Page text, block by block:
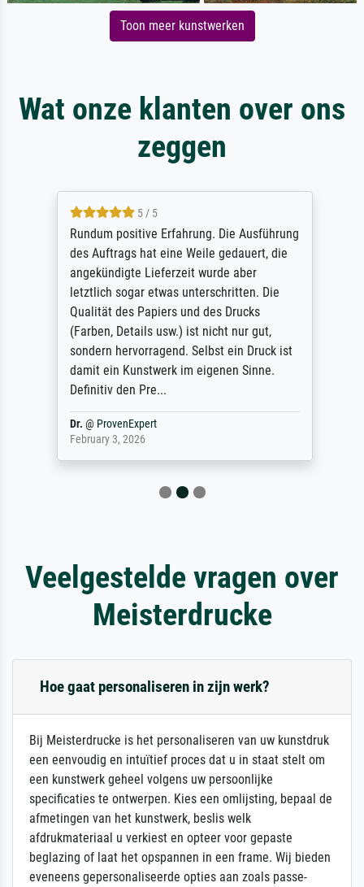
Toon meer kunstwerken
Wat onze klanten over ons
zeggen
5 / 5
Rundum positive Erfahrung. Die Ausführung
des Auftrags hat eine Weile gedauert, die
angekündigte Lieferzeit wurde aber
letztlich sogar etwas unterschritten. Die
Qualität des Papiers und des Drucks
(Farben, Details usw.) ist nicht nur gut,
sondern hervorragend. Selbst ein Druck ist
damit ein Kunstwerk im eigenen Sinne.
Definitiv den Pre...
Dr.@ ProvenExpert
February 3, 2026
Veelgestelde vragen over
Meisterdrucke
Hoe gaat personaliseren in zijn werk?
Bij Meisterdrucke is het personaliseren van uw kunstdruk
een eenvoudig en intuïtief proces dat u in staat stelt om
een kunstwerk geheel volgens uw persoonlijke
specificaties te ontwerpen. Kies een omlijsting, bepaal de
afmetingen van het kunstwerk, beslis welk
afdrukmateriaal u verkiest en opteer voor gepaste
beglazing of laat het opspannen in een frame. Wij bieden
eveneens gepersonaliseerde opties aan zoals passe-